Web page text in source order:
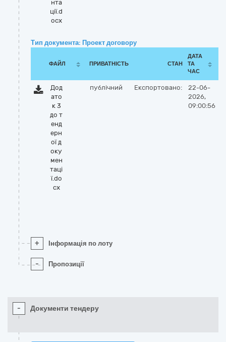
нта
ції.d
ocx
Тип документа: Проект договору
ФАЙЛ ПРИВАТНІСТЬ СТАН
ДАТА
ТА
ЧАС
Дод
ато
к 3
до т
енд
ерн
ої д
оку
мен
таці
ї.do
cx
публічний Експортовано:
22-06-
2026,
09:00:56
+ Інформація по лоту
- Пропозиції
- Документи тендеру